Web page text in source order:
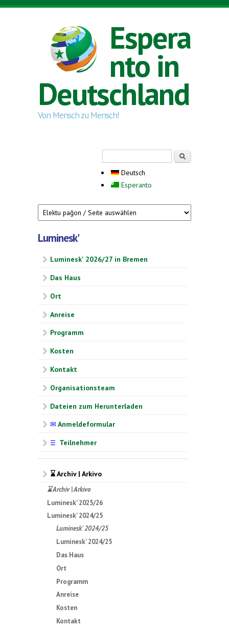
Direkt zum Inhalt
Espera
nto in
Deutschland
Von Mensch zu Mensch!
Deutsch
Esperanto
Luminesk'
Luminesk' 2026/27 in Bremen
Das Haus
Ort
Anreise
Programm
Kosten
Kontakt
Organisationsteam
Dateien zum Herunterladen
✉ Anmeldeformular
☰ Teilnehmer
⌛ Archiv | Arkivo
⌛ Archiv | Arkivo
Luminesk' 2025/26
Luminesk' 2024/25
Luminesk' 2024/25
Luminesk' 2024/25
Das Haus
Ort
Programm
Anreise
Kosten
Kontakt